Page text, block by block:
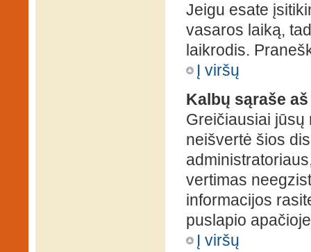
Jeigu esate
vasaros laiką,
laikrodis.
Į viršų
Kalbų sąraše
Greičiausiai jūsų
neišvertė šios
vertimas
informacijos
puslapio
Į viršų